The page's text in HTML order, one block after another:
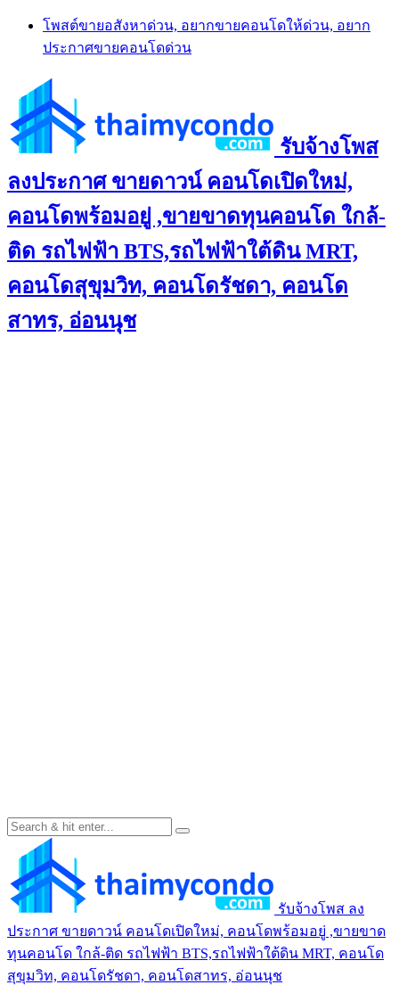
Skip
content
โพสต์ขายอสังหาด่วน, อยากขายคอนโดให้ด่วน, อยาก
ประกาศขายคอนโดด่วน
รับจ้างโพส
ลงประกาศ ขายดาวน์ คอนโดเปิดใหม่,
คอนโดพร้อมอยู่ ,ขายขาดทุนคอนโด ใกล้-
ติด รถไฟฟ้า BTS,รถไฟฟ้าใต้ดิน MRT,
คอนโดสุขุมวิท, คอนโดรัชดา, คอนโด
สาทร, อ่อนนุช
รับจ้างโพส ลง
ประกาศ ขายดาวน์ คอนโดเปิดใหม่, คอนโดพร้อมอยู่ ,ขายขาด
ทุนคอนโด ใกล้-ติด รถไฟฟ้า BTS,รถไฟฟ้าใต้ดิน MRT, คอนโด
สุขุมวิท, คอนโดรัชดา, คอนโดสาทร, อ่อนนุช